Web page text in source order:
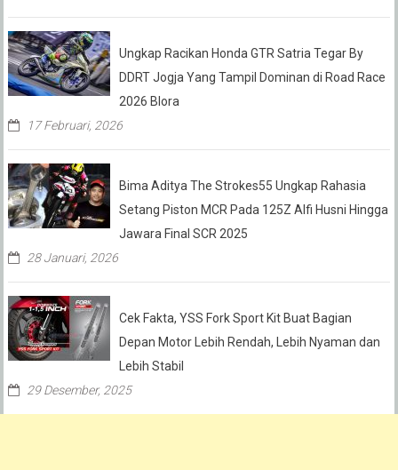
Ungkap Racikan Honda GTR Satria Tegar By
DDRT Jogja Yang Tampil Dominan di Road Race
2026 Blora
17 Februari, 2026
Bima Aditya The Strokes55 Ungkap Rahasia
Setang Piston MCR Pada 125Z Alfi Husni Hingga
Jawara Final SCR 2025
28 Januari, 2026
Cek Fakta, YSS Fork Sport Kit Buat Bagian
Depan Motor Lebih Rendah, Lebih Nyaman dan
Lebih Stabil
29 Desember, 2025